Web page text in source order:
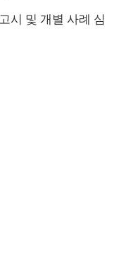
시 및 개별 사례 심